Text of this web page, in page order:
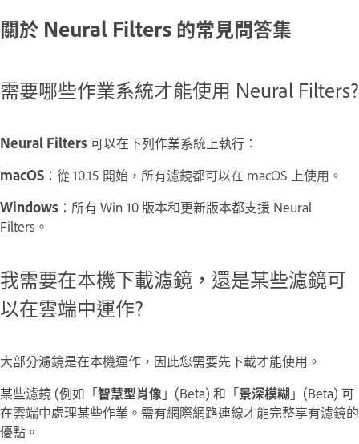
關於 Neural Filters 的常見問答集
需要哪些作業系統才能使用 Neural Filters?
Neural Filters 可以在下列作業系統上執行：
macOS ： 從 10.15 開始，所有濾鏡都可以在 macOS 上使用。
Windows ：所有 Win 10 版本和更新版本都支援 Neural
Filters。
我需要在本機下載濾鏡，還是某些濾鏡可
以在雲端中運作?
大部分濾鏡是在本機運作，因此您需要先下載才能使用。
某些濾鏡 (例如「智慧型肖像」(Beta) 和「景深模糊 」(Beta) 可
在雲端中處理某些作業。需有網際網路連線才能完整享有濾鏡的
優點。